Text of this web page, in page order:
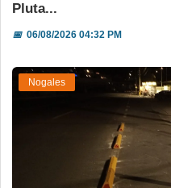
Pluta...
📅06/08/2026 04:32 PM
Nogales